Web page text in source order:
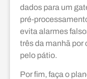
dados para um
evita alarmes
três da manhã por
pelo pátio.
Por fim, faça o